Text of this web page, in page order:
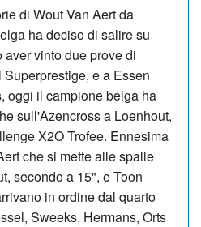
di Wout Van Aert da
ha deciso di salire su
vinto due prove di
e a Essen
oggi il campione belga ha
sull'Azencross a Loenhout,
X2O Trofee. Ennesima
che si mette alle spalle
secondo a 15", e Toon
in ordine dal quarto
Sweeks, Hermans, Orts